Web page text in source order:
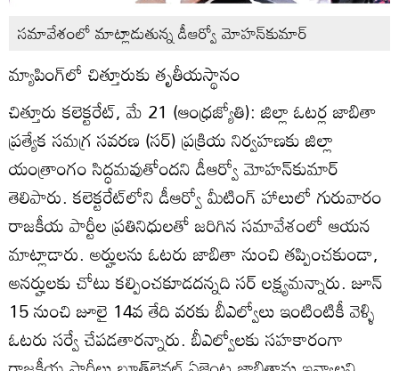
సమావేశంలో మాట్లాడుతున్న డీఆర్వో మోహన్‌కుమార్‌
మ్యాపింగ్‌లో చిత్తూరుకు తృతీయస్థానం
చిత్తూరు కలెక్టరేట్‌, మే 21 (ఆంధ్రజ్యోతి): జిల్లా ఓటర్ల జాబితా
ప్రత్యేక సమగ్ర సవరణ (సర్‌) ప్రక్రియ నిర్వహణకు జిల్లా
యంత్రాంగం సిద్ధమవుతోందని డీఆర్వో మోహన్‌కుమార్‌
తెలిపారు. కలెక్టరేట్‌లోని డీఆర్వో మీటింగ్‌ హాలులో గురువారం
రాజకీయ పార్టీల ప్రతినిధులతో జరిగిన సమావేశంలో ఆయన
మాట్లాడారు. అర్హులను ఓటరు జాబితా నుంచి తప్పించకుండా,
అనర్హులకు చోటు కల్పించకూడదన్నది సర్‌ లక్ష్యమన్నారు. జూన్‌
15 నుంచి జూలై 14వ తేది వరకు బీఎల్వోలు ఇంటింటికీ వెళ్ళి
ఓటరు సర్వే చేపడతారన్నారు. బీఎల్వోలకు సహకారంగా